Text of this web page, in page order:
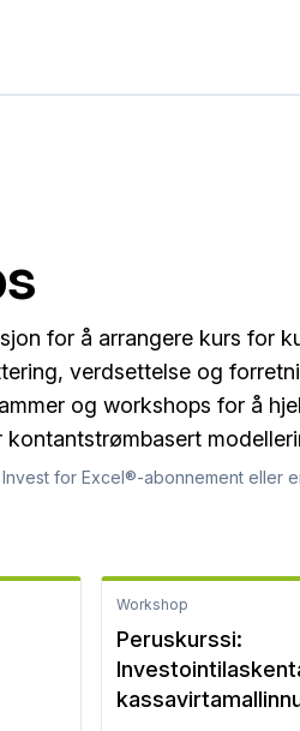
for å arrangere kurs for
verdsettelse og
og workshops for å
for Excel®-abonnement eller
Workshop
Peruskurssi: